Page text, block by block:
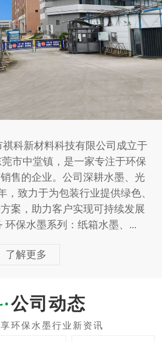
科新材料科技有限公司成立于
市中堂镇，是一家专注于环保
售的企业。公司深耕水墨、光
，致力于为包装行业提供绿色、
案，助力客户实现可持续发展
环保水墨系列：纸箱水墨、...
了解更多
公司动态